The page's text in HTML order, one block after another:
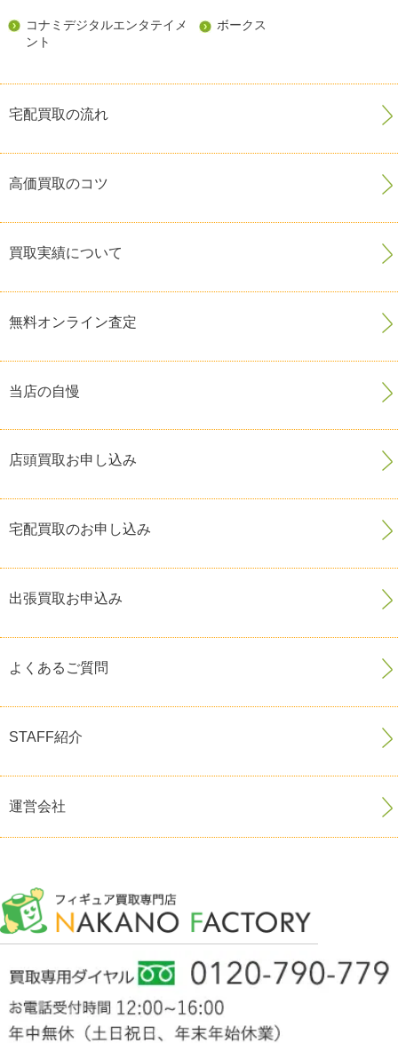
コナミデジタルエンタテイメ
ント
ボークス
宅配買取の流れ
高価買取のコツ
買取実績について
無料オンライン査定
当店の自慢
店頭買取お申し込み
宅配買取のお申し込み
出張買取お申込み
よくあるご質問
STAFF紹介
運営会社